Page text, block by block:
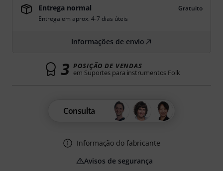
Entrega normal
Gratuito
Entrega em aprox. 4-7 dias úteis
Informações de envio
3 POSIÇÃO DE VENDAS
em Suportes para instrumentos Folk
Consulta
Informação do fabricante
Avisos de segurança